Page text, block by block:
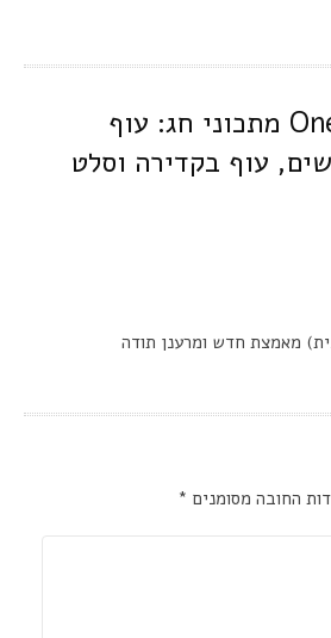
מתכוני חג: עוף
עוף בקדירה וסלט
מאמצת חדש ומרענן תודה
החובה מסומנים *